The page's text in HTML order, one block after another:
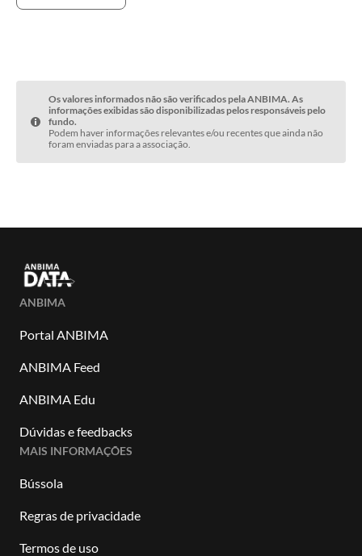
Os valores informados não são verificados pela ANBIMA. As
informações exibidas são disponibilizadas pelos responsáveis pelo
fundo.
Podem haver informações relevantes e/ou recentes que ainda não
foram enviadas para a associação.
ANBIMA
Portal ANBIMA
ANBIMA Feed
ANBIMA Edu
Dúvidas e feedbacks
MAIS INFORMAÇÕES
Bússola
Regras de privacidade
Termos de uso